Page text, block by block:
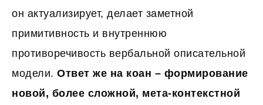
он актуализирует, делает заметной
примитивность и внутреннюю
противоречивость вербальной описательной
модели. Ответ же на коан – формирование
новой, более сложной, мета-контекстной